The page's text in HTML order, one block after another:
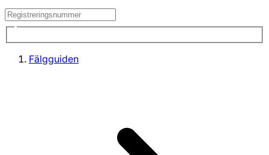
Fälgguiden